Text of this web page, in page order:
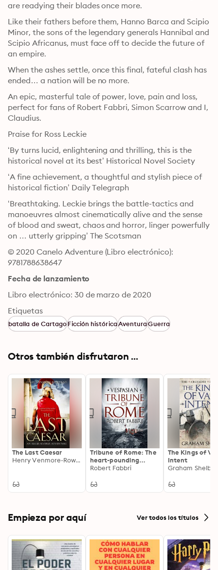
are readying their blades once more.
Like their fathers before them, Hanno Barca and Scipio
Minor, the sons of the legendary generals Hannibal and
Scipio Africanus, must face off to decide the future of
an empire.
When the ashes settle, once this final, fateful clash has
ended… a nation will be no more.
An epic, masterful tale of power, love, pain and loss,
perfect for fans of Robert Fabbri, Simon Scarrow and I,
Claudius.
Praise for Ross Leckie
‘By turns lucid, enlightening and thrilling, this is the
historical novel at its best’ Historical Novel Society
‘A fine achievement, a thoughtful and stylish piece of
historical fiction’ Daily Telegraph
‘Breathtaking. Leckie brings the battle-tactics and
manoeuvres almost cinematically alive and the sense
of blood and sweat, chaos and horror, linger powerfully
on … utterly gripping’ The Scotsman
© 2020 Canelo Adventure (Libro electrónico):
9781788638647
Fecha de lanzamiento
Libro electrónico: 30 de marzo de 2020
Etiquetas
batalla de CartagoFicción históricaAventuraGuerra
Otros también disfrutaron ...
The Last Caesar
Henry Venmore-Rowland
Tribune of Rome: The
heart-pounding
bestselling Roman
Robert Fabbri
The Kings of
Intent
Graham Shelby
Empieza por aquí Ver todos los títulos